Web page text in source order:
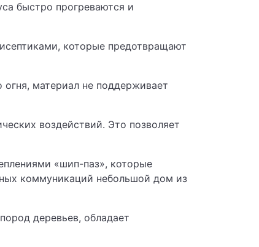
быстро прогреваются и
которые предотвращают
материал не поддерживает
воздействий. Это позволяет
«шип-паз», которые
коммуникаций небольшой дом из
деревьев, обладает